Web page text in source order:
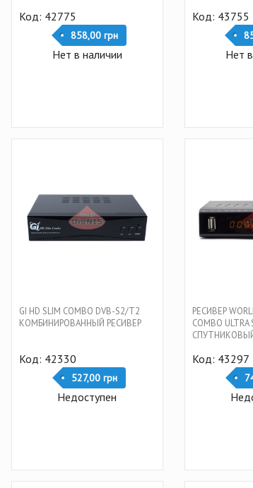
Код: 42775
858,00 грн
Нет в наличии
Код: 43755
Нет
GI HD SLIM COMBO DVB-S2/T2
КОМБИНИРОВАННЫЙ РЕСИВЕР
Код: 42330
527,00 грн
Недоступен
РЕСИВЕР
COMBO
Код: 43297